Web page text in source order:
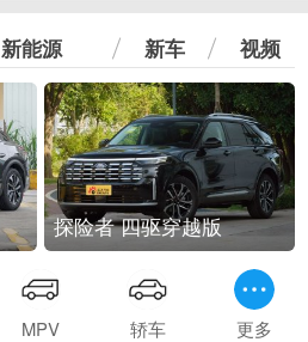
新能源 新车 视频
探险者 四驱穿越版
MPV 轿车 更多